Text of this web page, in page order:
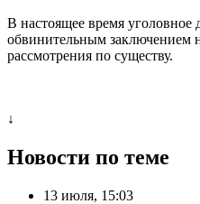
В настоящее время уголовное
обвинительным заключением
рассмотрения по существу.
↓
Новости по теме
13 июля, 15:03